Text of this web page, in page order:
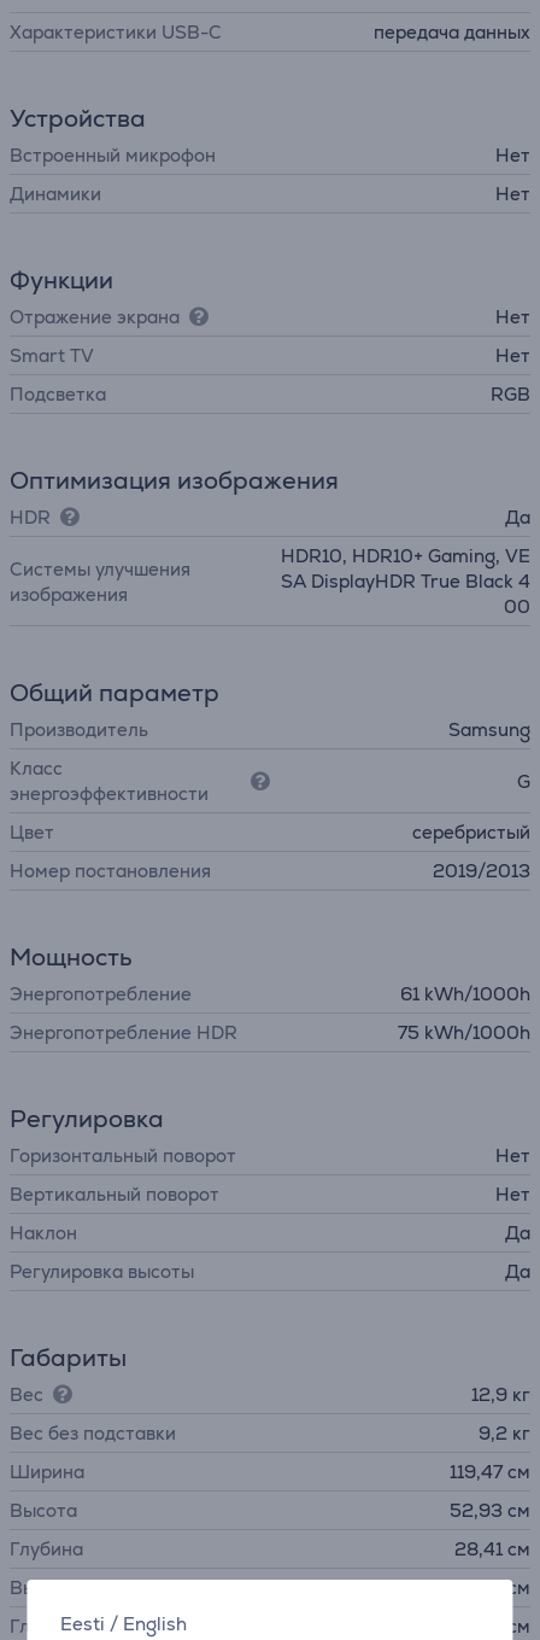
Eesti / English
Характеристики USB-C
передача данных
Устройства
Встроенный микрофон
Нет
Динамики
Нет
Функции
Отражение экрана
Нет
Smart TV
Нет
Подсветка
RGB
Оптимизация изображения
HDR Да
Системы улучшения
изображения
HDR10, HDR10+ Gaming, VE
SA DisplayHDR True Black 4
00
Общий параметр
Производитель
Samsung
Класс
энергоэффективности
G
Цвет
серебристый
Номер постановления
2019/2013
Мощность
Энергопотребление
61 kWh/1000h
Энергопотребление HDR
75 kWh/1000h
Регулировка
Горизонтальный поворот
Нет
Вертикальный поворот
Нет
Наклон
Да
Регулировка высоты
Да
Габариты
Вес
12,9 кг
Вес без подставки
9,2 кг
Ширина
119,47 см
Высота
52,93 см
Глубина
28,41 см
Высота без подставки
36,5 см
Глубина без подставки
18,08 см